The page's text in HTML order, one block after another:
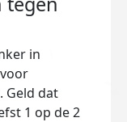
in
Geld dat
1 op de 2